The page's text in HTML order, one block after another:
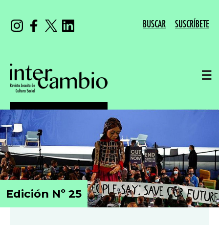
BUSCAR SUSCRÍBETE
☰
Edición Nº 25